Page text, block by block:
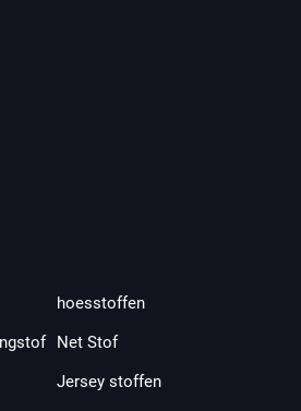
hoesstoffen
Net Stof
Jersey stoffen